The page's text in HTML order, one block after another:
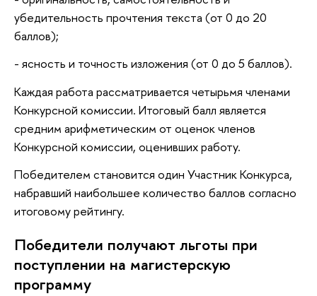
убедительность прочтения текста (от 0 до 20
аллов);
- ясность и точность изложения (от 0 до 5 баллов).
Каждая работа рассматривается четырьмя членами
Конкурсной комиссии. Итоговый балл является
средним арифметическим от оценок члено
Конкурсной комиссии, оценивших работу.
Победителем становится один Участник Конкурса,
набравший наибольшее количество баллов согласно
итоговому рейтингу.
Победители получают льготы при
поступлении на магистерскую
программу